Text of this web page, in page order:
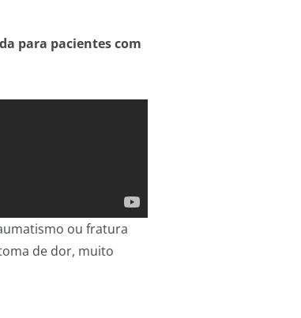
para pacientes com
ou fratura
de dor, muito